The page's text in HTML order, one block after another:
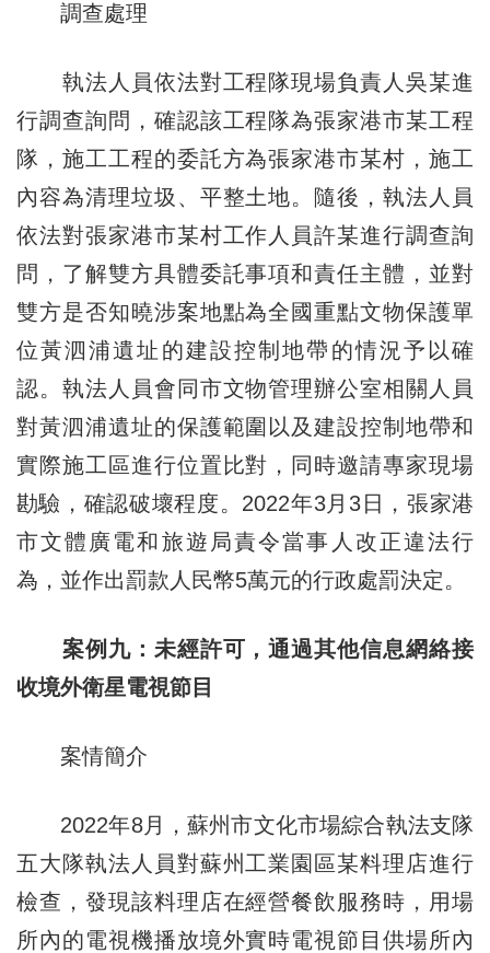
調查處理
執法人員依法對工程隊現場負責人吳某進
行調查詢問，確認該工程隊為張家港市某工程
隊，施工工程的委託方為張家港市某村，施工
內容為清理垃圾、平整土地。隨後，執法人員
依法對張家港市某村工作人員許某進行調查詢
問，了解雙方具體委託事項和責任主體，並對
雙方是否知曉涉案地點為全國重點文物保護單
位黃泗浦遺址的建設控制地帶的情況予以確
認。執法人員會同市文物管理辦公室相關人員
對黃泗浦遺址的保護範圍以及建設控制地帶和
實際施工區進行位置比對，同時邀請專家現場
勘驗，確認破壞程度。2022年3月3日，張家港
市文體廣電和旅遊局責令當事人改正違法行
為，並作出罰款人民幣5萬元的行政處罰決定。
案例九：未經許可，通過其他信息網絡接
收境外衛星電視節目
案情簡介
2022年8月，蘇州市文化市場綜合執法支隊
五大隊執法人員對蘇州工業園區某料理店進行
檢查，發現該料理店在經營餐飲服務時，用場
所內的電視機播放境外實時電視節目供場所內